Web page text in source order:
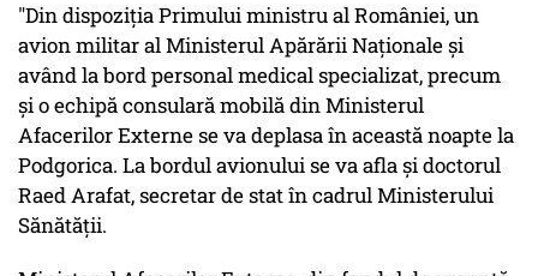
"Din dispoziţia Primului ministru al României, un
avion militar al Ministerul Apărării Naţionale şi
având la bord personal medical specializat, precum
şi o echipă consulară mobilă din Ministerul
Afacerilor Externe se va deplasa în această noapte la
Podgorica. La bordul avionului se va afla şi doctorul
Raed Arafat, secretar de stat în cadrul Ministerului
Sănătăţii.